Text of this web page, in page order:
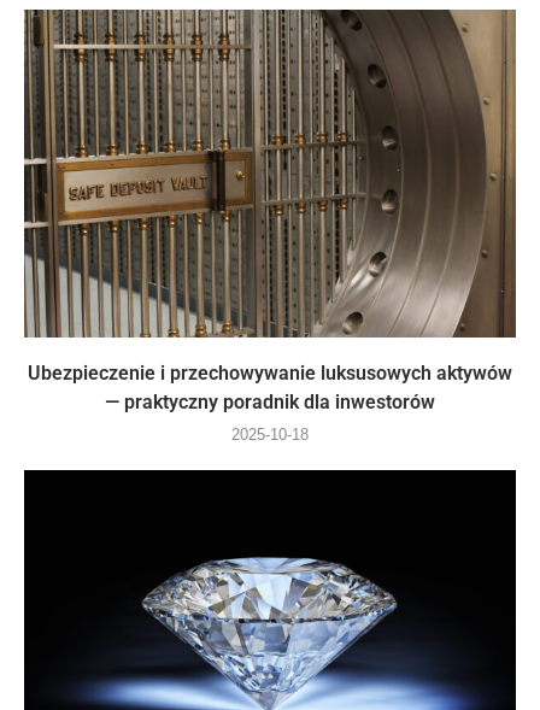
Ubezpieczenie i przechowywanie luksusowych aktywów
— praktyczny poradnik dla inwestorów
2025-10-18